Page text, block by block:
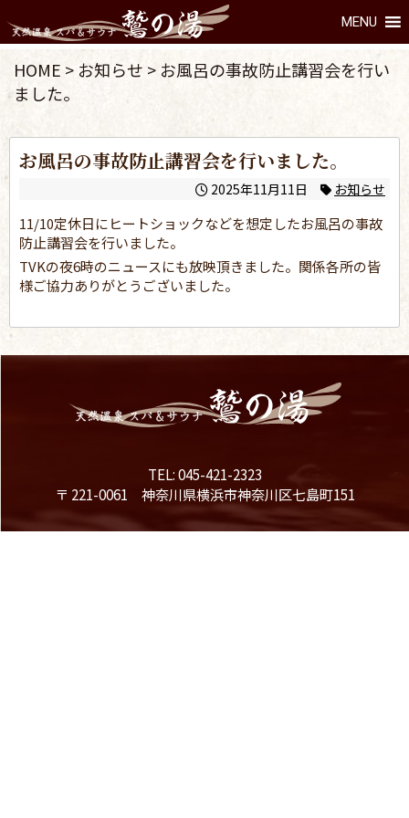
MENU
HOME > お知らせ > お風呂の事故防止講習会を行い
ました。
お風呂の事故防止講習会を行いました。
2025年11月11日 お知らせ
11/10定休日にヒートショックなどを想定したお風呂の事故
防止講習会を行いました。
TVKの夜6時のニュースにも放映頂きました。関係各所の皆
様ご協力ありがとうございました。
TEL: 045-421-2323
〒 221-0061 神奈川県横浜市神奈川区七島町151